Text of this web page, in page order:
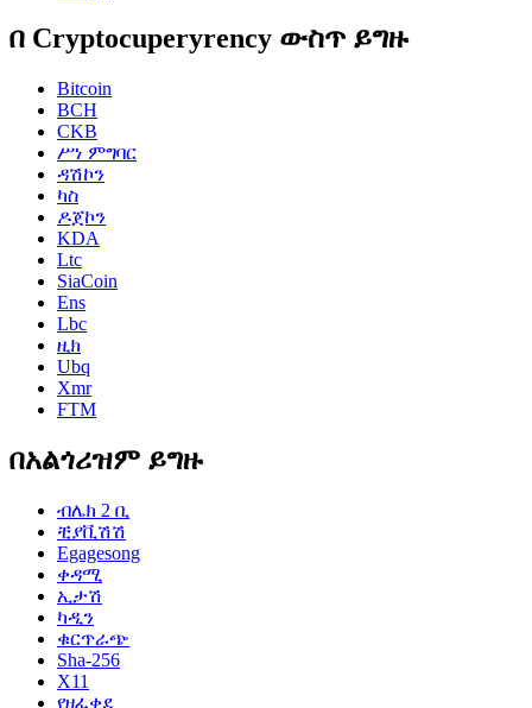
በ Cryptocuperyrency ውስጥ ይግዙ
Bitcoin
BCH
CKB
ሥነ ምግባር
ዳሽኮን
ካስ
ዶጀኮን
KDA
Ltc
SiaCoin
Ens
Lbc
ዚክ
Ubq
Xmr
FTM
በአልጎሪዝም ይግዙ
ብሌክ 2 ቢ
ቺያቪሽሽ
Egagesong
ቀዳሚ
ኢታሽ
ካዲን
ቁርጥራጭ
Sha-256
X11
የዘፈቀደ